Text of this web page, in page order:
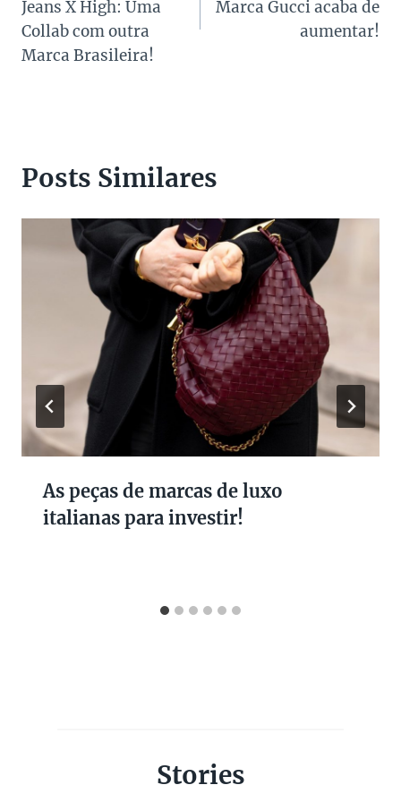
Post
Jeans X High: Uma
Collab com outra
Marca Brasileira!
Marca Gucci acaba de
aumentar!
Posts Similares
As peças de marcas de luxo
italianas para investir!
Stories